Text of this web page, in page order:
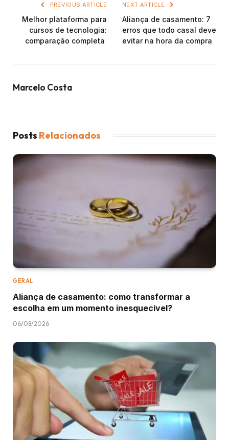
PREVIOUS ARTICLE
Melhor plataforma para
cursos de tecnologia:
comparação completa
NEXT ARTICLE
Aliança de casamento: 7
erros que todo casal deve
evitar na hora da compra
Marcelo Costa
Posts Relacionados
GERAL
Aliança de casamento: como transformar a
escolha em um momento inesquecível?
06/08/2026